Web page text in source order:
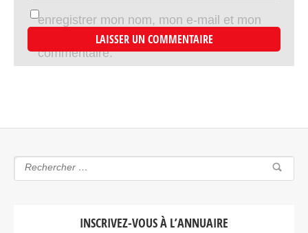
enregistrer mon nom, mon e-mail et mon
site dans le navigateur pour mon prochain
commentaire.
INSCRIVEZ-VOUS À L’ANNUAIRE